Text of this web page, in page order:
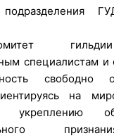
подразделения
гильдии
специалистам
свободно
на
укреплению